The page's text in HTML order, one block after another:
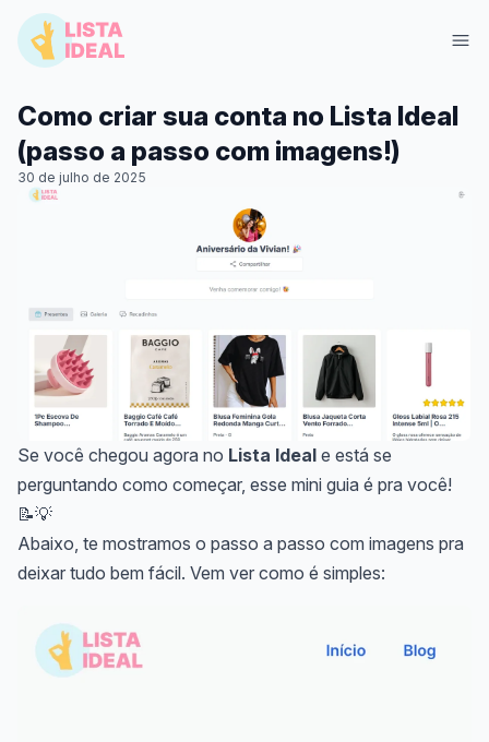
Entrar Criar Lista Grátis
Como criar sua conta no Lista Ideal
(passo a passo com imagens!)
30 de julho de 2025
Se você chegou agora no Lista Ideal e está se
perguntando como começar, esse mini guia é pra você!
📝💡
Abaixo, te mostramos o passo a passo com imagens pra
deixar tudo bem fácil. Vem ver como é simples: